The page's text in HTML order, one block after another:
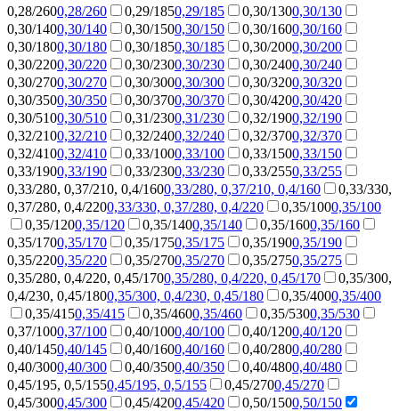
0,28/2600,28/260 0,29/1850,29/185 0,30/1300,30/130
0,30/1400,30/140 0,30/1500,30/150 0,30/1600,30/160
0,30/1800,30/180 0,30/1850,30/185 0,30/2000,30/200
0,30/2200,30/220 0,30/2300,30/230 0,30/2400,30/240
0,30/2700,30/270 0,30/3000,30/300 0,30/3200,30/320
0,30/3500,30/350 0,30/3700,30/370 0,30/4200,30/420
0,30/5100,30/510 0,31/2300,31/230 0,32/1900,32/190
0,32/2100,32/210 0,32/2400,32/240 0,32/3700,32/370
0,32/4100,32/410 0,33/1000,33/100 0,33/1500,33/150
0,33/1900,33/190 0,33/2300,33/230 0,33/2550,33/255
0,33/280, 0,37/210, 0,4/1600,33/280, 0,37/210, 0,4/160
0,33/330,
0,37/280, 0,4/2200,33/330, 0,37/280, 0,4/220 0,35/1000,35/100
0,35/1200,35/120 0,35/1400,35/140 0,35/1600,35/160
0,35/1700,35/170 0,35/1750,35/175 0,35/1900,35/190
0,35/2200,35/220 0,35/2700,35/270 0,35/2750,35/275
0,35/280, 0,4/220, 0,45/1700,35/280, 0,4/220, 0,45/170
0,35/300,
0,4/230, 0,45/1800,35/300, 0,4/230, 0,45/180 0,35/4000,35/400
0,35/4150,35/415 0,35/4600,35/460 0,35/5300,35/530
0,37/1000,37/100 0,40/1000,40/100 0,40/1200,40/120
0,40/1450,40/145 0,40/1600,40/160 0,40/2800,40/280
0,40/3000,40/300 0,40/3500,40/350 0,40/4800,40/480
0,45/195, 0,5/1550,45/195, 0,5/155 0,45/2700,45/270
0,45/3000,45/300 0,45/4200,45/420 0,50/1500,50/150